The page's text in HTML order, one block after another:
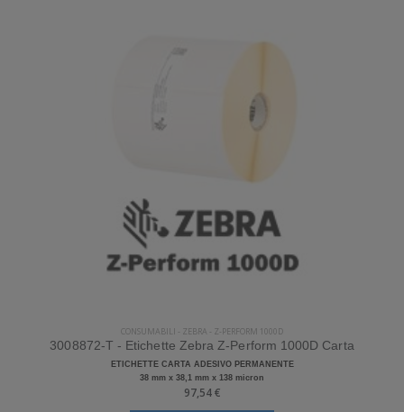
CONSUMABILI - ZEBRA - Z-PERFORM 1000D
3008872-T - Etichette Zebra Z-Perform 1000D Carta
ETICHETTE CARTA ADESIVO PERMANENTE
38 mm x 38,1 mm x 138 micron
97,54 €